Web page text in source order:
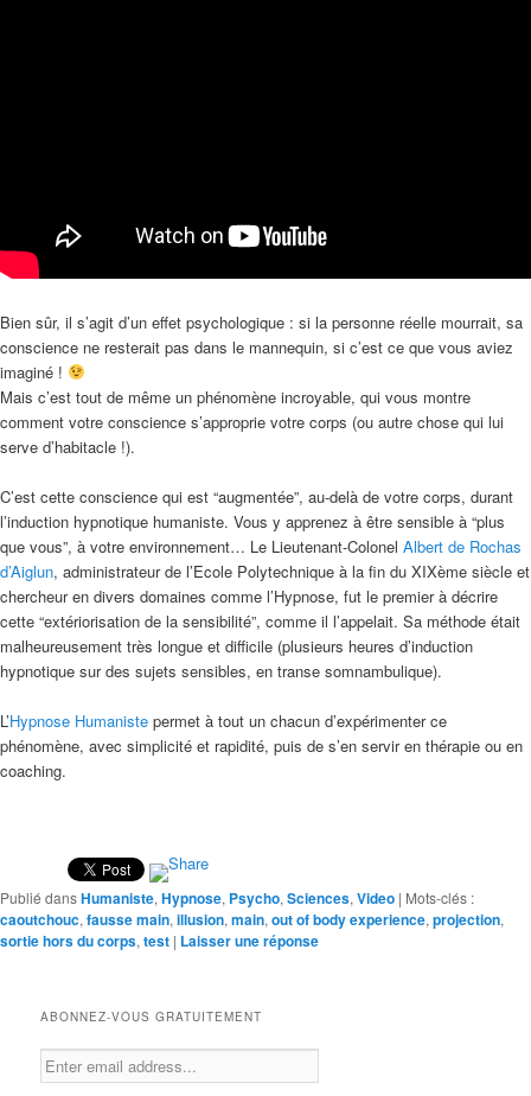
Bien sûr, il s’agit d’un effet psychologique : si la personne réelle mourrait, sa
conscience ne resterait pas dans le mannequin, si c’est ce que vous aviez
imaginé !
Mais c’est tout de même un phénomène incroyable, qui vous montre
comment votre conscience s’approprie votre corps (ou autre chose qui lui
serve d’habitacle !).
C’est cette conscience qui est “augmentée”, au-delà de votre corps, durant
l’induction hypnotique humaniste. Vous y apprenez à être sensible à “plus
que vous”, à votre environnement… Le Lieutenant-Colonel Albert de Rochas
d’Aiglun, administrateur de l’Ecole Polytechnique à la fin du XIXème siècle et
chercheur en divers domaines comme l’Hypnose, fut le premier à décrire
cette “extériorisation de la sensibilité”, comme il l’appelait. Sa méthode était
malheureusement très longue et difficile (plusieurs heures d’induction
hypnotique sur des sujets sensibles, en transe somnambulique).
L’Hypnose Humaniste permet à tout un chacun d’expérimenter ce
phénomène, avec simplicité et rapidité, puis de s’en servir en thérapie ou en
coaching.
Publié dansHumaniste, Hypnose, Psycho, Sciences, Video | Mots-clés :
caoutchouc, fausse main, illusion, main, out of body experience, projection,
sortie hors du corps, test | Laisser une réponse
ABONNEZ-VOUS GRATUITEMENT